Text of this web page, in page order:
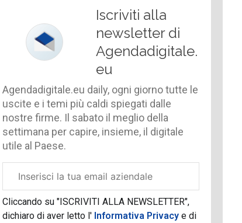
Iscriviti alla
newsletter di
Agendadigitale.
eu
Agendadigitale.eu daily, ogni giorno tutte le
uscite e i temi più caldi spiegati dalle
nostre firme. Il sabato il meglio della
settimana per capire, insieme, il digitale
utile al Paese.
aziendale
Cliccando su "ISCRIVITI ALLA NEWSLETTER",
dichiaro di aver letto l' Informativa Privacye di